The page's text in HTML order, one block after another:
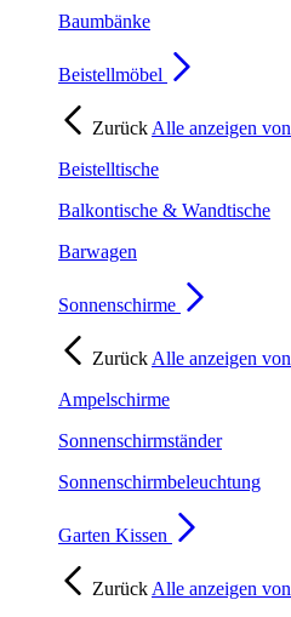
Baumbänke
Beistellmöbel
Zurück Alle anzeigen von
Beistelltische
Balkontische & Wandtische
Barwagen
Sonnenschirme
Zurück Alle anzeigen von
Ampelschirme
Sonnenschirmständer
Sonnenschirmbeleuchtung
Garten Kissen
Zurück Alle anzeigen von